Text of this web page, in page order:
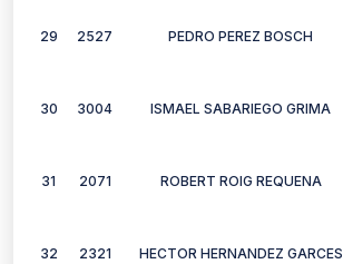
29 2527 PEDRO PEREZ BOSCH
30 3004 ISMAEL SABARIEGO GRIMA
31 2071 ROBERT ROIG REQUENA
32 2321 HECTOR HERNANDEZ GARCES